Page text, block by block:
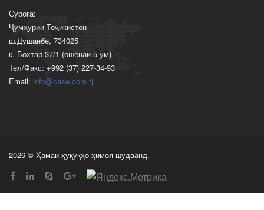
Суроға:
Ҷумҳурии Тоҷикистон
ш.Душанбе, 734025
к. Бохтар 37/1 (ошёнаи 5-ум)
Тел/Факс: +992 (37) 227-34-93
Email: info@case.com.tj
2026 © Ҳамаи ҳуқуқҳо ҳимоя шудаанд.